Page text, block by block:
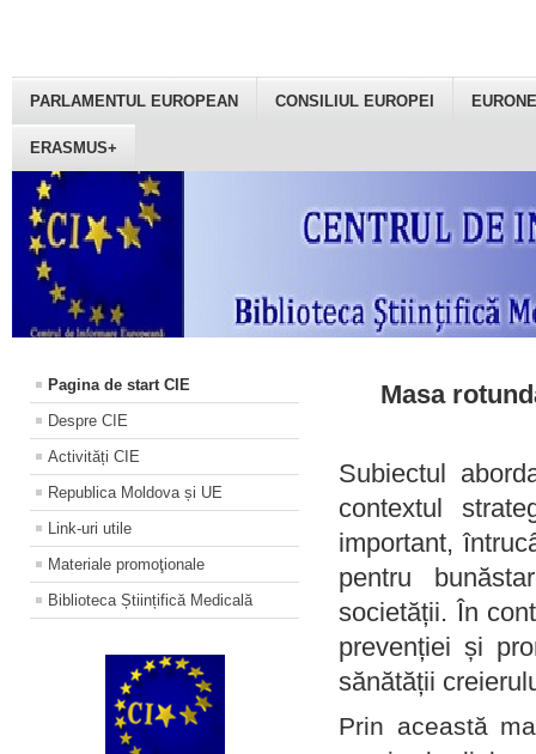
PARLAMENTUL EUROPEAN CONSILIUL EUROPEI
ERASMUS+
Pagina de start CIE
Despre CIE
Activități CIE
Republica Moldova și UE
Link-uri utile
Materiale promoţionale
Biblioteca Științifică Medicală
Masa
Subiectul
contextul
important,
pentru
societății. În
prevenției și
sănătății
Prin această